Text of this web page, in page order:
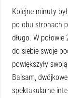
Kolejne minuty
po obu stronach
długo. W
do siebie swoje
powiększyły
Balsam, dwó
spektakularne